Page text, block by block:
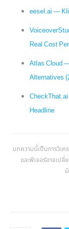
eesel.ai —
Real Cost
Atlas Cloud
Alternatives
Headline
บทความนี้เป็นการวิเค
และฟีเจอร์อาจเป